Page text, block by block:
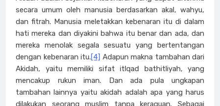
secara umum oleh manusia berdasarkan akal, wahyu,
dan fitrah. Manusia meletakkan kebenaran itu di dalam
hati mereka dan diyakini bahwa itu benar dan ada, dan
mereka menolak segala sesuatu yang bertentangan
dengan kebenaran itu.[4] Adapun makna tambahan dari
Akidah, yaitu memiliki sifat itlqad bathitliyah, yang
mencakup rukun iman. Dan ada pula ungkapan
tambahan lainnya yaitu akidah adalah apa yang harus
dilakukan seorang muslim tanpa keraguan. Sebagai